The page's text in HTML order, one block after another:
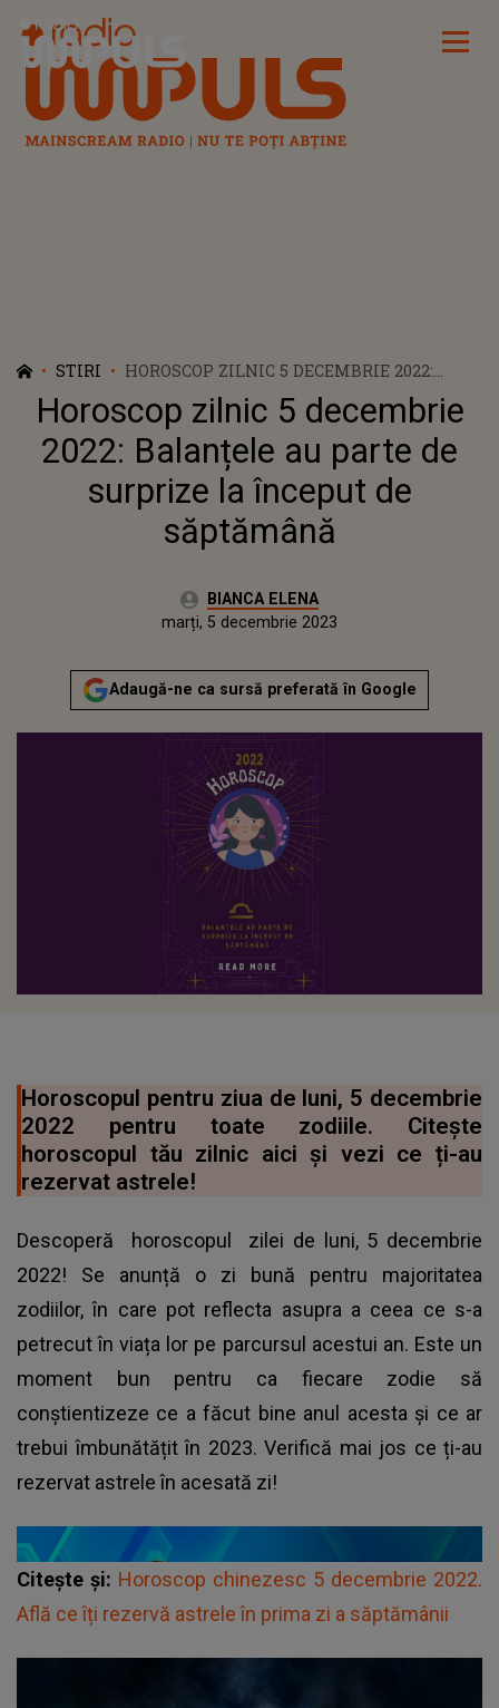
Radio Impuls
STIRI
HOROSCOP ZILNIC 5 DECEMBRIE 2022:
BALANȚELE AU PARTE DE SURPRIZE LA
ÎNCEPUT DE SĂPTĂMÂNĂ
Horoscop zilnic 5 decembrie
2022: Balanțele au parte de
surprize la început de
săptămână
Autor:BIANCA ELENA
luni, 5 decembrie 2022Actualizat:
marți, 5 decembrie 2023
Adaugă-ne ca sursă preferată în Google
Horoscopul pentru ziua de luni, 5 decembrie
2022 pentru toate zodiile. Citește
horoscopul tău zilnic aici și vezi ce ți-au
rezervat astrele!
Descoperă horoscopul
zilei de luni, 5 decembrie
2022! Se anunță o zi bună pentru majoritatea
zodiilor, în care pot reflecta asupra a ceea ce s-a
petrecut în viața lor pe parcursul acestui an. Este un
moment bun pentru ca fiecare zodie să
conștientizeze ce a făcut bine anul acesta și ce ar
trebui îmbunătățit în 2023. Verifică mai jos ce ți-au
rezervat astrele în acesată zi!
Citește și: Horoscop chinezesc 5 decembrie 2022.
Află ce îți rezervă astrele în prima zi a săptămânii